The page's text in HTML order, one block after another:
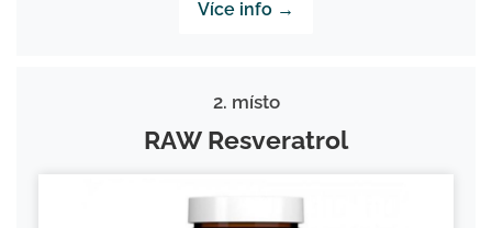
Více info →
2. místo
RAW Resveratrol